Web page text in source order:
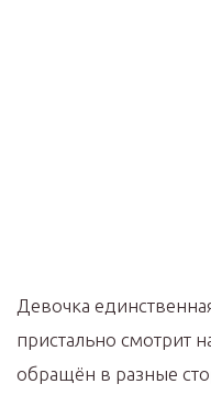
Девочка
пристально смотрит
обращён в разные